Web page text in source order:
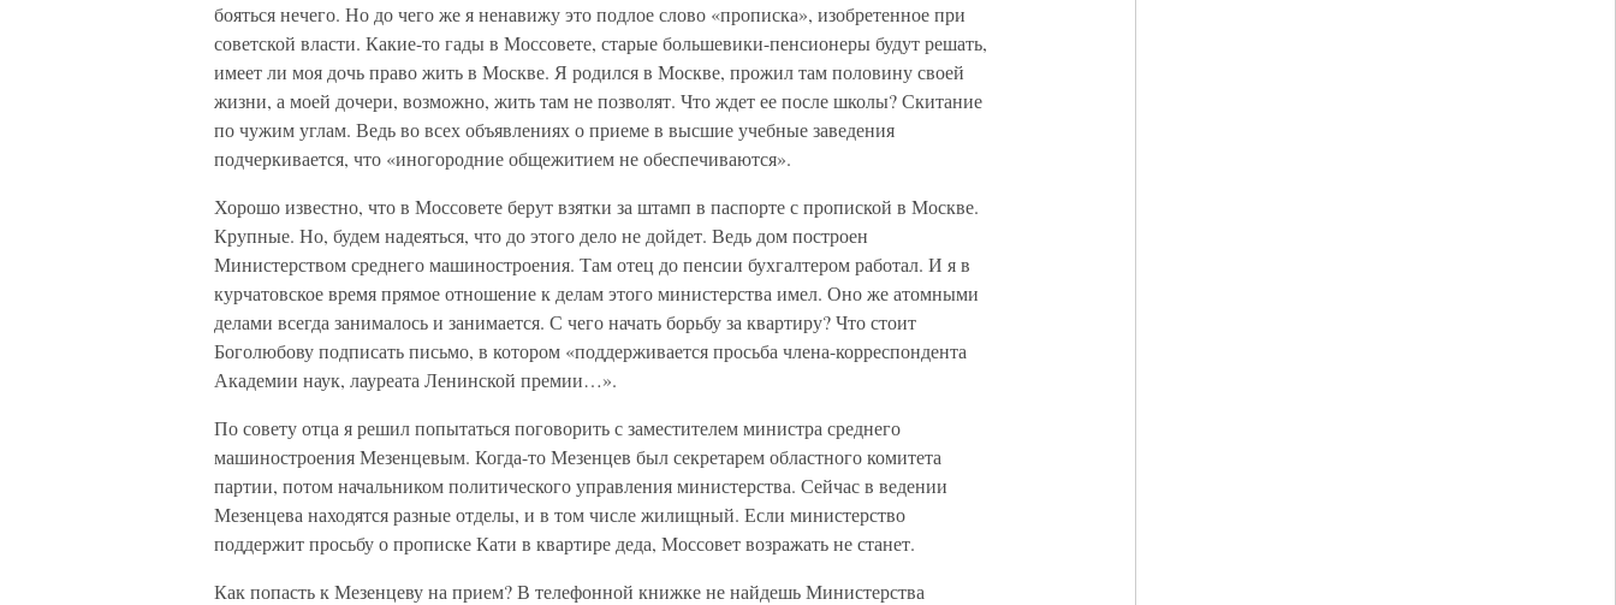
бояться нечего. Но до чего же я ненавижу это подлое слово «прописка», изобретенное при
советской власти. Какие-то гады в Моссовете, старые большевики-пенсионеры будут решать,
имеет ли моя дочь право жить в Москве. Я родился в Москве, прожил там половину своей
жизни, а моей дочери, возможно, жить там не позволят. Что ждет ее после школы? Скитание
по чужим углам. Ведь во всех объявлениях о приеме в высшие учебные заведения
подчеркивается, что «иногородние общежитием не обеспечиваются».
Хорошо известно, что в Моссовете берут взятки за штамп в паспорте с пропиской в Москве.
Крупные. Но, будем надеяться, что до этого дело не дойдет. Ведь дом построен
Министерством среднего машиностроения. Там отец до пенсии бухгалтером работал. И я в
курчатовское время прямое отношение к делам этого министерства имел. Оно же атомными
делами всегда занималось и занимается. С чего начать борьбу за квартиру? Что стоит
Боголюбову подписать письмо, в котором «поддерживается просьба члена-корреспондента
Академии наук, лауреата Ленинской премии…».
По совету отца я решил попытаться поговорить с заместителем министра среднего
машиностроения Мезенцевым. Когда-то Мезенцев был секретарем областного комитета
партии, потом начальником политического управления министерства. Сейчас в ведении
Мезенцева находятся разные отделы, и в том числе жилищный. Если министерство
поддержит просьбу о прописке Кати в квартире деда, Моссовет возражать не станет.
Как попасть к Мезенцеву на прием? В телефонной книжке не найдешь Министерства